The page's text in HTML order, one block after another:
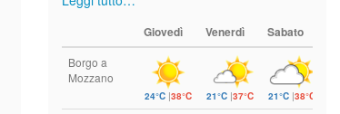
Giovedì Venerdì Sabato
Borgo a
Mozzano
24°C |38°C 21°C |37°C 21°C |38°C